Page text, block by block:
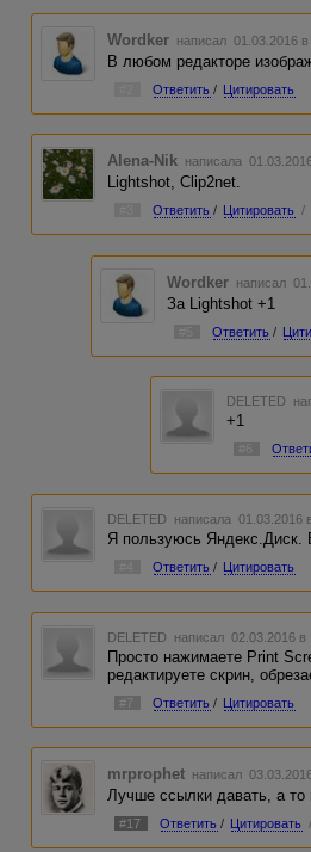
Wordker написал 01.03.2016 в
В любом редакторе
Ответить / Цитировать
Alena-Nik написала
Lightshot, Clip2net.
Ответить / Цитировать /
Wordker написал
За Lightshot +1
Ответить /
DELETED
+1
#6
DELETED написала 01.03.2016
Я пользуюсь Яндекс.Диск.
Ответить / Цитировать
DELETED написал 02.03.2016 в
Просто нажимаете Print
редактируете скрин,
#7 Ответить / Цитировать
mrprophet написал
Лучше ссылки давать, а то
#17 Ответить / Цитировать